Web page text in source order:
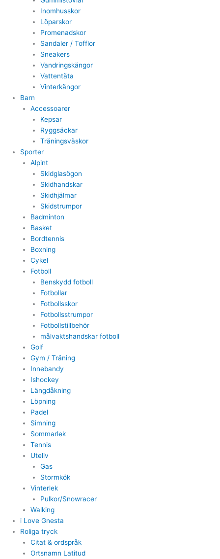
Inomhusskor
Löparskor
Promenadskor
Sandaler / Tofflor
Sneakers
Vandringskängor
Vattentäta
Vinterkängor
Barn
Accessoarer
Kepsar
Ryggsäckar
Träningsväskor
Sporter
Alpint
Skidglasögon
Skidhandskar
Skidhjälmar
Skidstrumpor
Badminton
Basket
Bordtennis
Boxning
Cykel
Fotboll
Benskydd fotboll
Fotbollar
Fotbollsskor
Fotbollsstrumpor
Fotbollstillbehör
målvaktshandskar fotboll
Golf
Gym / Träning
Innebandy
Ishockey
Längdåkning
Löpning
Padel
Simning
Sommarlek
Tennis
Uteliv
Gas
Stormkök
Vinterlek
Pulkor/Snowracer
Walking
i Love Gnesta
Roliga tryck
Citat & ordspråk
Ortsnamn Latitud